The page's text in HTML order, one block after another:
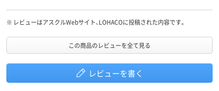
※ レビューはアスクルWebサイト、LOHACOに投稿された内容です。
この商品のレビューを全て見る
レビューを書く